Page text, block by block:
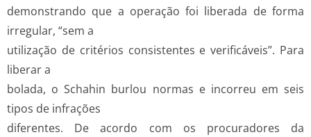
demonstrando que a operação foi liberada de forma
irregular, “sem a
utilização de critérios consistentes e verificáveis”. Para
liberar a
bolada, o Schahin burlou normas e incorreu em seis
tipos de infrações
diferentes. De acordo com os procuradores da